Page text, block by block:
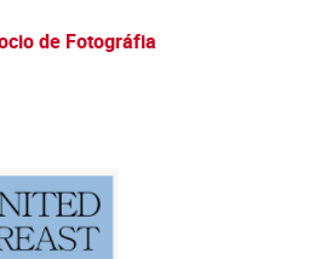
de Fotográfia